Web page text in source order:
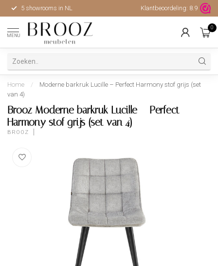
5 showrooms in NL Hoge kwaliteit, uitstekende
Klantbeoordeling: 8.9
MENU
0
Home /
Moderne barkruk Lucille – Perfect Harmony stof grijs (set
van 4)
Brooz Moderne barkruk Lucille – Perfect
Harmony stof grijs (set van 4)
BROOZ